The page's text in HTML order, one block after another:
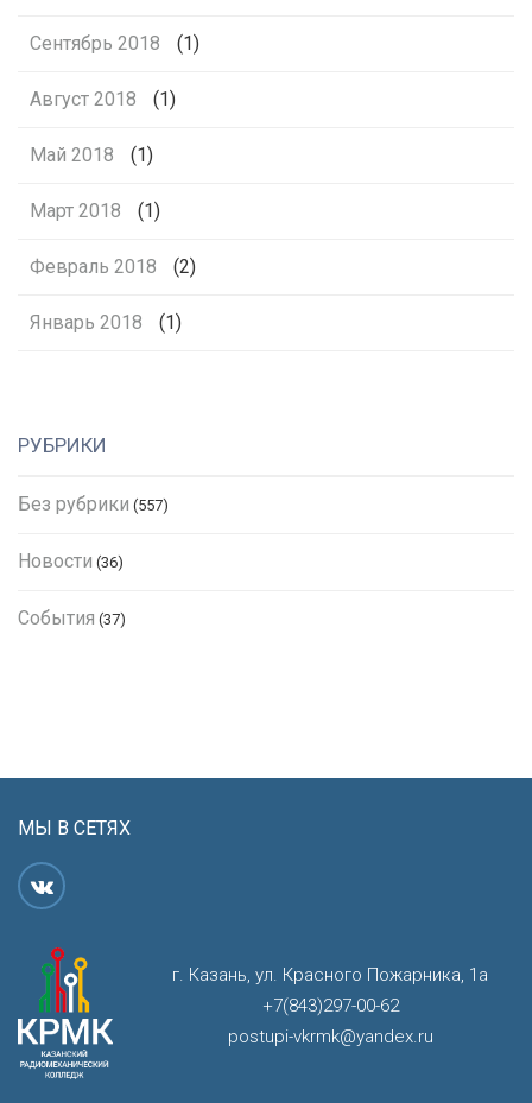
Сентябрь 2018 (1)
Август 2018 (1)
Май 2018 (1)
Март 2018 (1)
Февраль 2018 (2)
Январь 2018 (1)
РУБРИКИ
Без рубрики (557)
Новости (36)
События (37)
МЫ В СЕТЯХ
г. Казань, ул. Красного Пожарника, 1а
+7(843)297-00-62
postupi-vkrmk@yandex.ru